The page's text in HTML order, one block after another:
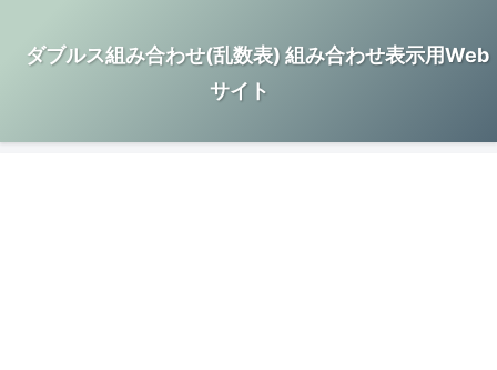
ダブルス組み合わせ(乱数表) 組み合わせ表示用Web
サイト